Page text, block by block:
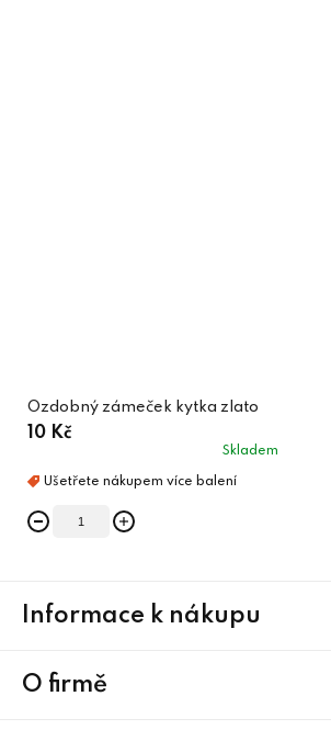
Ozdobný zámeček kytka zlato
10 Kč
Skladem
Informace k nákupu
O firmě